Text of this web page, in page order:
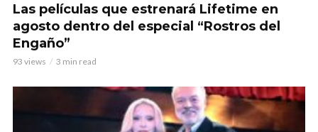
Las películas que estrenará Lifetime en
agosto dentro del especial “Rostros del
Engaño”
93 views 3 min read